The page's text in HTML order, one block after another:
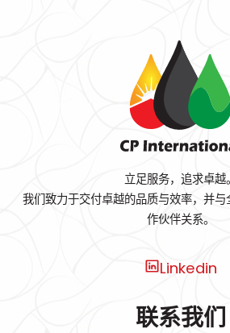
立足服务，追求卓越。
我们致力于交付卓越的品质与效率，并
作伙伴关系。
Linkedin
联系我们